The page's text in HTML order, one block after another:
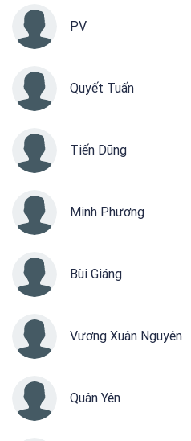
PV
Quyết Tuấn
Tiến Dũng
Minh Phương
Bùi Giáng
Vương Xuân Nguyên
Quân Yên